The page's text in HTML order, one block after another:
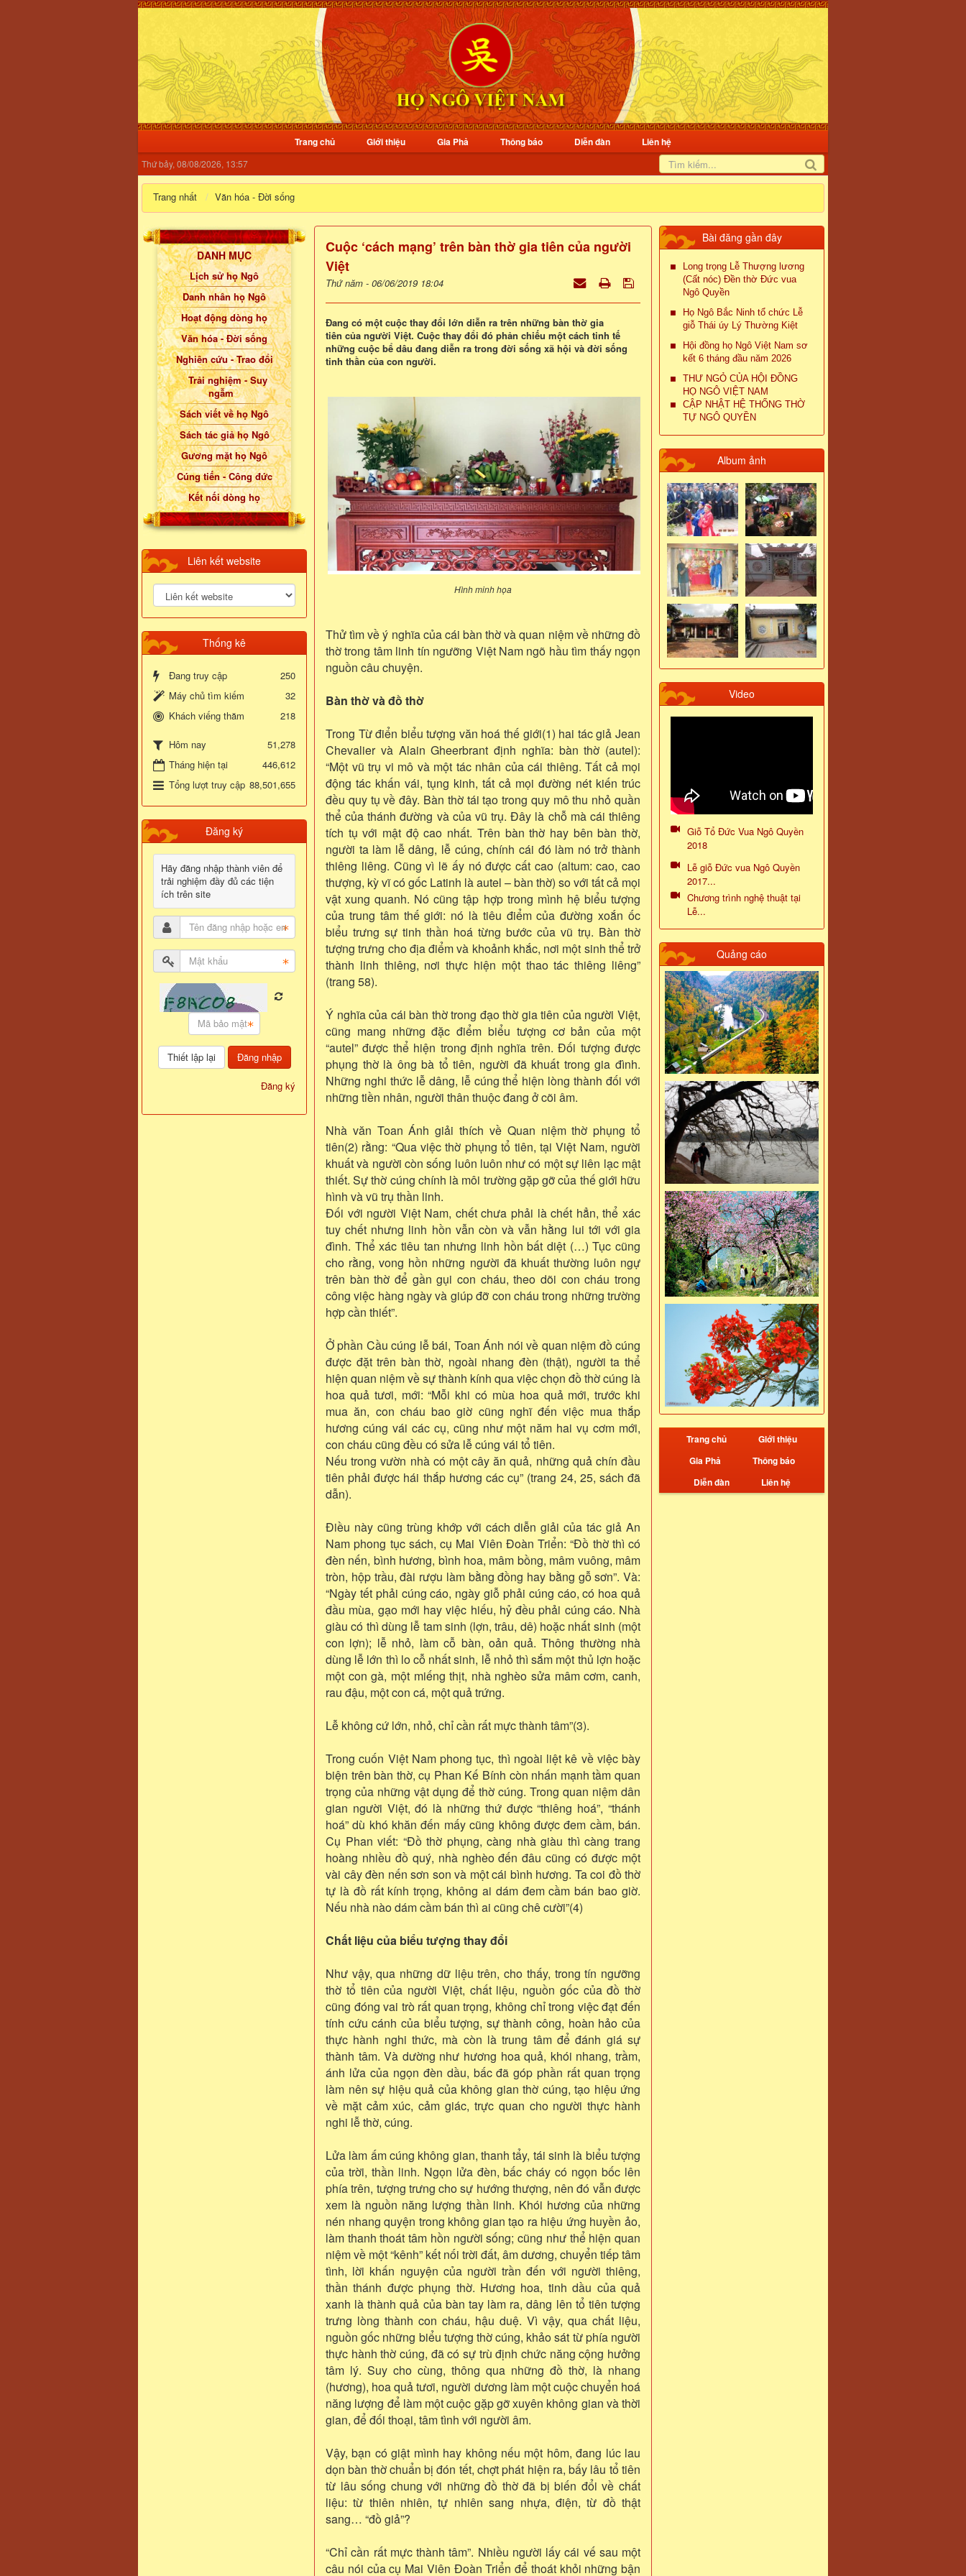
Trang chủ Giới thiệu Gia Phả Thông báo Diễn đàn Liên hệ
Thứ bảy, 08/08/2026, 13:57
Trang nhất Văn hóa - Đời sống
Cuộc ‘cách mạng’ trên bàn thờ gia tiên của người
Việt
Thứ năm - 06/06/2019 18:04
Đang có một cuộc thay đổi lớn diễn ra trên những bàn thờ gia
tiên của người Việt. Cuộc thay đổi đó phản chiếu một cách tinh tế
những cuộc bể dâu đang diễn ra trong đời sống xã hội và đời sống
tinh thần của con người.
Hình minh họa
Thử tìm về ý nghĩa của cái bàn thờ và quan niệm về những đồ
thờ trong tâm linh tín ngưỡng Việt Nam ngõ hầu tìm thấy ngọn
nguồn câu chuyện.
Bàn thờ và đồ thờ
Trong Từ điển biểu tượng văn hoá thế giới(1) hai tác giả Jean
Chevalier và Alain Gheerbrant định nghĩa: bàn thờ (autel):
“Một vũ trụ vi mô và một tác nhân của cái thiêng. Tất cả mọi
động tác khấn vái, tụng kinh, tất cả mọi đường nét kiến trúc
đều quy tụ về đây. Bàn thờ tái tạo trong quy mô thu nhỏ quần
thể của thánh đường và của vũ trụ. Đây là chỗ mà cái thiêng
tích tụ với mật độ cao nhất. Trên bàn thờ hay bên bàn thờ,
người ta làm lễ dâng, lễ cúng, chính cái đó làm nó trở thành
thiêng liêng. Cũng vì lẽ ấy nó được cất cao (altum: cao, cao
thượng, kỳ vĩ có gốc Latinh là autel – bàn thờ) so với tất cả mọi
vật xung quanh. Nó cũng tập hợp trong mình hệ biểu tượng
của trung tâm thế giới: nó là tiêu điểm của đường xoắn ốc
biểu trưng sự tinh thần hoá từng bước của vũ trụ. Bàn thờ
tượng trưng cho địa điểm và khoảnh khắc, nơi một sinh thể trở
thành linh thiêng, nơi thực hiện một thao tác thiêng liêng”
(trang 58).
Ý nghĩa của cái bàn thờ trong đạo thờ gia tiên của người Việt,
cũng mang những đặc điểm biểu tượng cơ bản của một
“autel” được thể hiện trong định nghĩa trên. Đối tượng được
phụng thờ là ông bà tổ tiên, người đã khuất trong gia đình.
Những nghi thức lễ dâng, lễ cúng thể hiện lòng thành đối với
những tiền nhân, người thân thuộc đang ở cõi âm.
Nhà văn Toan Ánh giải thích về Quan niệm thờ phụng tổ
tiên(2) rằng: “Qua việc thờ phụng tổ tiên, tại Việt Nam, người
khuất và người còn sống luôn luôn như có một sự liên lạc mật
thiết. Sự thờ cúng chính là môi trường gặp gỡ của thế giới hữu
hình và vũ trụ thần linh.
Đối với người Việt Nam, chết chưa phải là chết hẳn, thể xác
tuy chết nhưng linh hồn vẫn còn và vẫn hằng lui tới với gia
đình. Thể xác tiêu tan nhưng linh hồn bất diệt (…) Tục cũng
cho rằng, vong hồn những người đã khuất thường luôn ngự
trên bàn thờ để gần gụi con cháu, theo dõi con cháu trong
công việc hàng ngày và giúp đỡ con cháu trong những trường
hợp cần thiết”.
Ở phần Cầu cúng lễ bái, Toan Ánh nói về quan niệm đồ cúng
được đặt trên bàn thờ, ngoài nhang đèn (thật), người ta thể
hiện quan niệm về sự thành kính qua việc chọn đồ thờ cúng là
hoa quả tươi, mới: “Mỗi khi có mùa hoa quả mới, trước khi
mua ăn, con cháu bao giờ cũng nghĩ đến việc mua thắp
hương cúng vái các cụ, cũng như một năm hai vụ cơm mới,
con cháu cũng đều có sửa lễ cúng vái tổ tiên.
Nếu trong vườn nhà có một cây ăn quả, những quả chín đầu
tiên phải được hái thắp hương các cụ” (trang 24, 25, sách đã
dẫn).
Điều này cũng trùng khớp với cách diễn giải của tác giả An
Nam phong tục sách, cụ Mai Viên Đoàn Triển: “Đồ thờ thì có
đèn nến, bình hương, bình hoa, mâm bồng, mâm vuông, mâm
tròn, hộp trầu, đài rượu làm bằng đồng hay bằng gỗ sơn”. Và:
“Ngày tết phải cúng cáo, ngày giỗ phải cúng cáo, có hoa quả
đầu mùa, gạo mới hay việc hiếu, hỷ đều phải cúng cáo. Nhà
giàu có thì dùng lễ tam sinh (lợn, trâu, dê) hoặc nhất sinh (một
con lợn); lễ nhỏ, làm cỗ bàn, oản quả. Thông thường nhà
dùng lễ lớn thì lo cỗ nhất sinh, lễ nhỏ thì sắm một thủ lợn hoặc
một con gà, một miếng thịt, nhà nghèo sửa mâm cơm, canh,
rau đậu, một con cá, một quả trứng.
Lễ không cứ lớn, nhỏ, chỉ cần rất mực thành tâm”(3).
Trong cuốn Việt Nam phong tục, thì ngoài liệt kê về việc bày
biện trên bàn thờ, cụ Phan Kế Bính còn nhấn mạnh tầm quan
trọng của những vật dụng để thờ cúng. Trong quan niệm dân
gian người Việt, đó là những thứ được “thiêng hoá”, “thánh
hoá” dù khó khăn đến mấy cũng không được đem cầm, bán.
Cụ Phan viết: “Đồ thờ phụng, càng nhà giàu thì càng trang
hoàng nhiều đồ quý, nhà nghèo đến đâu cũng có được một
vài cây đèn nến sơn son và một cái bình hương. Ta coi đồ thờ
tự là đồ rất kính trọng, không ai dám đem cầm bán bao giờ.
Nếu nhà nào dám cầm bán thì ai cũng chê cười”(4)
Chất liệu của biểu tượng thay đổi
Như vậy, qua những dữ liệu trên, cho thấy, trong tín ngưỡng
thờ tổ tiên của người Việt, chất liệu, nguồn gốc của đồ thờ
cũng đóng vai trò rất quan trọng, không chỉ trong việc đạt đến
tính cứu cánh của biểu tượng, sự thành công, hoàn hảo của
thực hành nghi thức, mà còn là trung tâm để đánh giá sự
thành tâm. Và dường như hương hoa quả, khói nhang, trầm,
ánh lửa của ngọn đèn dầu, bấc đã góp phần rất quan trọng
làm nên sự hiệu quả của không gian thờ cúng, tạo hiệu ứng
về mặt cảm xúc, cảm giác, trực quan cho người thực hành
nghi lễ thờ, cúng.
Lửa làm ấm cúng không gian, thanh tẩy, tái sinh là biểu tượng
của trời, thần linh. Ngọn lửa đèn, bấc cháy có ngọn bốc lên
phía trên, tượng trưng cho sự hướng thượng, nên đó vẫn được
xem là nguồn năng lượng thần linh. Khói hương của những
nén nhang quyện trong không gian tạo ra hiệu ứng huyền ảo,
làm thanh thoát tâm hồn người sống; cũng như thể hiện quan
niệm về một “kênh” kết nối trời đất, âm dương, chuyển tiếp tâm
tình, lời khấn nguyện của người trần đến với người thiêng,
thần thánh được phụng thờ. Hương hoa, tinh dầu của quả
xanh là thành quả của bàn tay làm ra, dâng lên tổ tiên tượng
trưng lòng thành con cháu, hậu duệ. Vì vậy, qua chất liệu,
nguồn gốc những biểu tượng thờ cúng, khảo sát từ phía người
thực hành thờ cúng, đã có sự trù định chức năng cộng hưởng
tâm lý. Suy cho cùng, thông qua những đồ thờ, là nhang
(hương), hoa quả tươi, người dương làm một cuộc chuyển hoá
năng lượng để làm một cuộc gặp gỡ xuyên không gian và thời
gian, để đối thoại, tâm tình với người âm.
Vậy, bạn có giật mình hay không nếu một hôm, đang lúc lau
dọn bàn thờ chuẩn bị đón tết, chợt phát hiện ra, bấy lâu tổ tiên
từ lâu sống chung với những đồ thờ đã bị biến đổi về chất
liệu: từ thiên nhiên, tự nhiên sang nhựa, điện, từ đồ thật
sang… “đồ giả”?
“Chỉ cần rất mực thành tâm”. Nhiều người lấy cái vế sau một
câu nói của cụ Mai Viên Đoàn Triển để thoát khỏi những bận
Bài đăng gần đây
Long trọng Lễ Thượng lương
(Cất nóc) Đền thờ Đức vua
Ngô Quyền
Họ Ngô Bắc Ninh tổ chức Lễ
giỗ Thái úy Lý Thường Kiệt
Hội đồng họ Ngô Việt Nam sơ
kết 6 tháng đầu năm 2026
THƯ NGỎ CỦA HỘI ĐỒNG
HỌ NGÔ VIỆT NAM
CẬP NHẬT HỆ THỐNG THỜ
TỰ NGÔ QUYỀN
Album ảnh
Video
Giỗ Tổ Đức Vua Ngô Quyền
2018
Lễ giỗ Đức vua Ngô Quyền
2017...
Chương trình nghệ thuật tại
Lễ...
Quảng cáo
Trang chủ
Giới thiệu
Gia Phả
Thông báo
Diễn đàn
Liên hệ
DANH MỤC
Lịch sử họ Ngô
Danh nhân họ Ngô
Hoạt động dòng họ
Văn hóa - Đời sống
Nghiên cứu - Trao đổi
Trải nghiệm - Suy
ngẫm
Sách viết về họ Ngô
Sách tác giả họ Ngô
Gương mặt họ Ngô
Cúng tiến - Công đức
Kết nối dòng họ
Liên kết website
Thống kê
Đang truy cập
250
Máy chủ tìm kiếm
32
Khách viếng thăm
218
Hôm nay
51,278
Tháng hiện tại
446,612
Tổng lượt truy cập 88,501,655
Đăng ký
Hãy đăng nhập thành viên để
trải nghiệm đầy đủ các tiện
ích trên site
Đăng nhập
Đăng ký